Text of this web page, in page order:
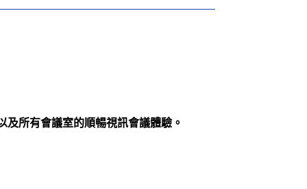
所有會議室的順暢視訊會議體驗。